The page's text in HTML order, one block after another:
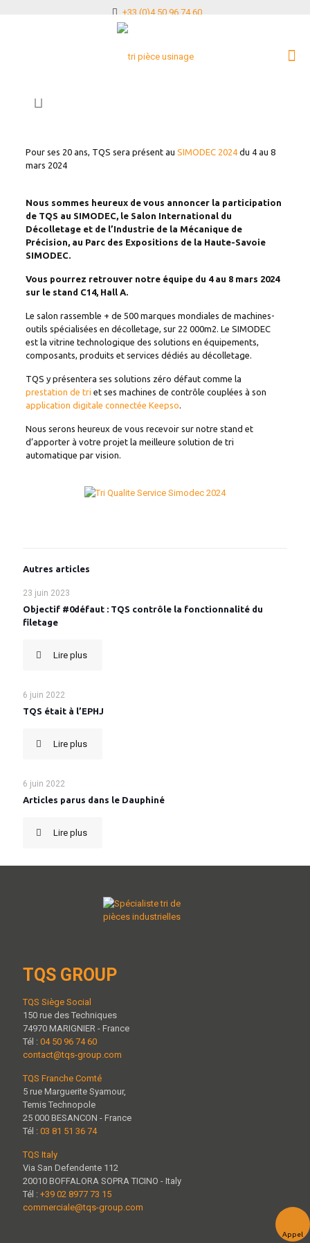
+33 (0)4 50 96 74 60
Pour ses 20 ans, TQS sera présent au SIMODEC 2024du 4 au 8
mars 2024
Nous sommes heureux de vous annoncer la participation
de TQS au SIMODEC, le Salon International du
Décolletage et de l’Industrie de la Mécanique de
Précision, au Parc des Expositions de la Haute-Savoie
SIMODEC.
Vous pourrez retrouver notre équipe du 4 au 8 mars 2024
sur le stand C14, Hall A.
Le salon rassemble + de 500 marques mondiales de machines-
outils spécialisées en décolletage, sur 22 000m2. Le SIMODEC
est la vitrine technologique des solutions en équipements,
composants, produits et services dédiés au décolletage.
TQS y présentera ses solutions zéro défaut comme la
prestation de tri et ses machines de contrôle couplées à son
application digitale connectée Keepso.
Nous serons heureux de vous recevoir sur notre stand et
d’apporter à votre projet la meilleure solution de tri
automatique par vision.
Autres articles
23 juin 2023
Objectif #0défaut : TQS contrôle la fonctionnalité du
filetage
Lire plus
6 juin 2022
TQS était à l’EPHJ
Lire plus
6 juin 2022
Articles parus dans le Dauphiné
Lire plus
TQS GROUP
TQS Siège Social
150 rue des Techniques
74970 MARIGNIER - France
Tél : 04 50 96 74 60
contact@tqs-group.com
TQS Franche Comté
5 rue Marguerite Syamour,
Temis Technopole
25 000 BESANCON - France
Tél : 03 81 51 36 74
TQS Italy
Via San Defendente 112
20010 BOFFALORA SOPRA TICINO - Italy
Tél : +39 02 8977 73 15
commerciale@tqs-group.com
Appel